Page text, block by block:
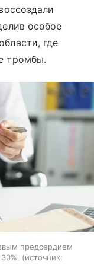
особое
где
тромбы.
предсердием
источник: